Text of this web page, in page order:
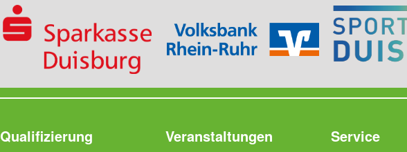
Qualifizierung Veranstaltungen Service